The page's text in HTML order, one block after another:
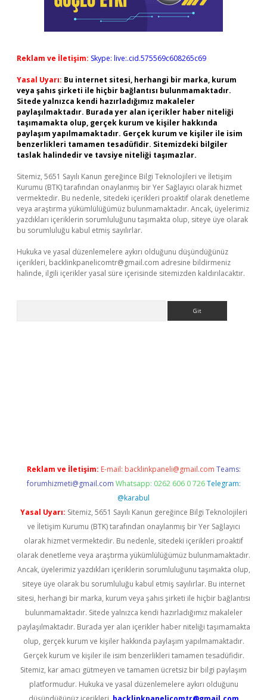
Reklam ve İletişim: Skype: live:.cid.575569c608265c69
Yasal Uyarı: Bu internet sitesi, herhangi bir marka, kurum
veya şahıs şirketi ile hiçbir bağlantısı bulunmamaktadır.
Sitede yalnızca kendi hazırladığımız makaleler
paylaşılmaktadır. Burada yer alan içerikler haber niteliği
taşımamakta olup, gerçek kurum ve kişiler hakkında
paylaşım yapılmamaktadır. Gerçek kurum ve kişiler ile isim
benzerlikleri tamamen tesadüfidir. Sitemizdeki bilgiler
taslak halindedir ve tavsiye niteliği taşımazlar.
Sitemiz, 5651 Sayılı Kanun gereğince Bilgi Teknolojileri ve İletişim
Kurumu (BTK) tarafından onaylanmış bir Yer Sağlayıcı olarak hizmet
vermektedir. Bu nedenle, sitedeki içerikleri proaktif olarak denetleme
veya araştırma yükümlülüğümüz bulunmamaktadır. Ancak, üyelerimiz
yazdıkları içeriklerin sorumluluğunu taşımakta olup, siteye üye olarak
bu sorumluluğu kabul etmiş sayılırlar.
Hukuka ve yasal düzenlemelere aykırı olduğunu düşündüğünüz
içerikleri, backlinkpanelicomtr@gmail.com adresine bildirmeniz
halinde, ilgili içerikler yasal süre içerisinde sitemizden kaldırılacaktır.
Reklam ve İletişim: E-mail: backlinkpaneli@gmail.com Teams:
forumhizmeti@gmail.com Whatsapp: 0262 606 0 726 Telegram:
@karabul
Yasal Uyarı: Sitemiz, 5651 Sayılı Kanun gereğince Bilgi Teknolojileri
ve İletişim Kurumu (BTK) tarafından onaylanmış bir Yer Sağlayıcı
olarak hizmet vermektedir. Bu nedenle, sitedeki içerikleri proaktif
olarak denetleme veya araştırma yükümlülüğümüz bulunmamaktadır.
Ancak, üyelerimiz yazdıkları içeriklerin sorumluluğunu taşımakta olup,
siteye üye olarak bu sorumluluğu kabul etmiş sayılırlar. Bu internet
sitesi, herhangi bir marka, kurum veya şahıs şirketi ile hiçbir bağlantısı
bulunmamaktadır. Sitede yalnızca kendi hazırladığımız makaleler
paylaşılmaktadır. Burada yer alan içerikler haber niteliği taşımamakta
olup, gerçek kurum ve kişiler hakkında paylaşım yapılmamaktadır.
Gerçek kurum ve kişiler ile isim benzerlikleri tamamen tesadüfidir.
Sitemiz, kar amacı gütmeyen ve tamamen ücretsiz bir bilgi paylaşım
platformudur. Hukuka ve yasal düzenlemelere aykırı olduğunu